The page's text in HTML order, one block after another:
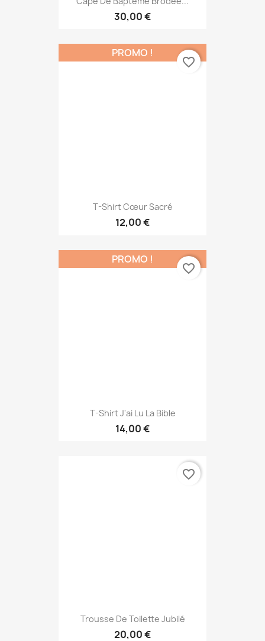
30,00 €
T-Shirt Cœur Sacré
12,00 €
PROMO !
favorite_border
T-Shirt J'ai Lu La Bible
14,00 €
PROMO !
favorite_border
Trousse De Toilette Jubilé
20,00 €
favorite_border